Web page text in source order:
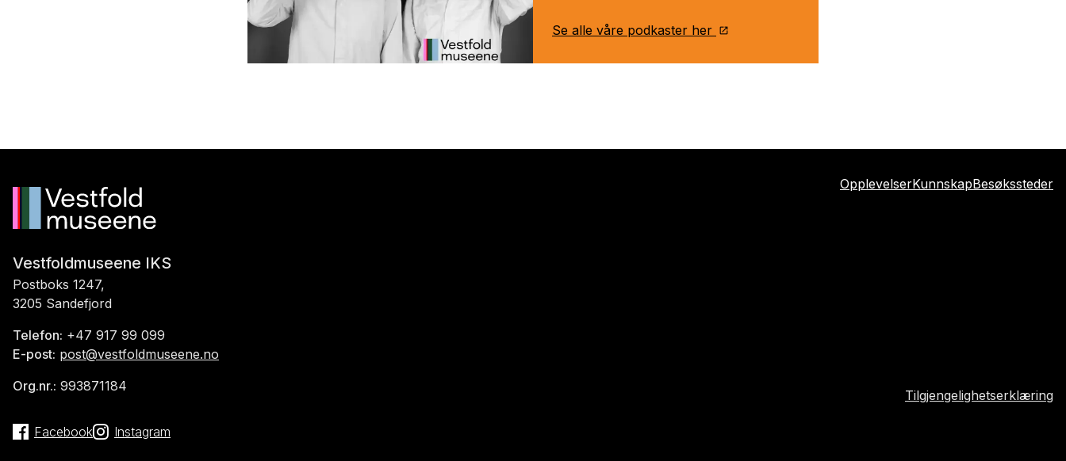
Se alle våre podkaster her
OpplevelserKunnskapBesøkssteder
Vestfoldmuseene IKS
Postboks 1247,
3205 Sandefjord
Telefon: +47 917 99 099
E-post: post@vestfoldmuseene.no
Org.nr.: 993871184
Tilgjengelighetserklæring
Facebook Instagram